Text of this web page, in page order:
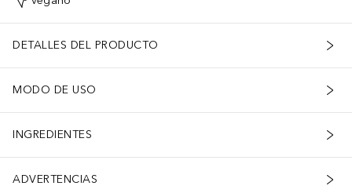
DETALLES DEL PRODUCTO
MODO DE USO
INGREDIENTES
ADVERTENCIAS